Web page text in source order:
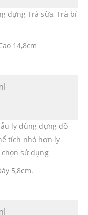
đựng Trà sữa, Trà bí
14,8cm
ly dùng đựng đồ
tích nhỏ hơn ly
sử dụng
5,8cm.